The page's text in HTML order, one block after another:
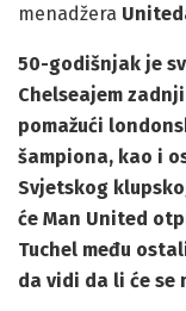
menadžera
50-godišnjak je
Chelseajem
pomažući
šampiona, kao i
Svjetskog
će Man United
Tuchel među
da vidi da li će se